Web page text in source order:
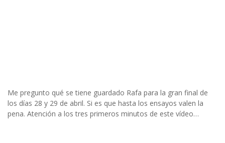
Me pregunto qué se tiene guardado Rafa para la gran final de
los días 28 y 29 de abril. Si es que hasta los ensayos valen la
pena. Atención a los tres primeros minutos de este vídeo…